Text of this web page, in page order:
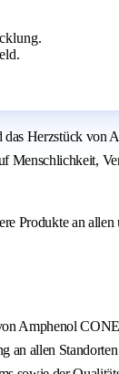
Herzstück
Produkte an
Amphenol
an allen Standorten